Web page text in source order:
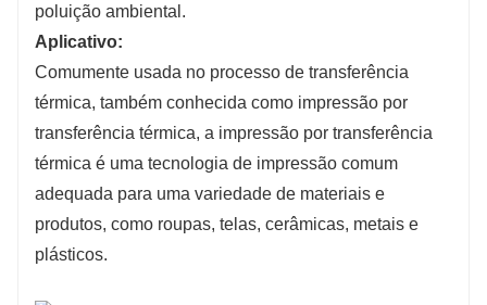
poluição ambiental.
Aplicativo:
Comumente usada no processo de transferência
térmica, também conhecida como impressão por
transferência térmica, a impressão por transferência
térmica é uma tecnologia de impressão comum
adequada para uma variedade de materiais e
produtos, como roupas, telas, cerâmicas, metais e
plásticos.